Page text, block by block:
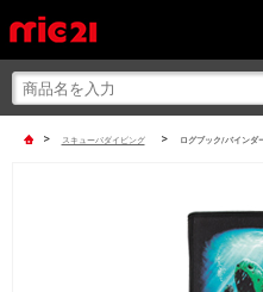
> スキューバダイビング > ログブック/バインダ